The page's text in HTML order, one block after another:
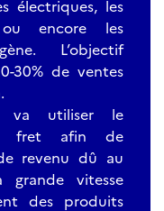
électriques, les
ou encore les
L’objectif
30% de ventes
va utiliser le
fret afin de
revenu dû au
grande vitesse
des produits